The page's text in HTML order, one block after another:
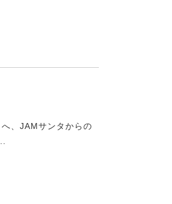
、JAMサンタからの